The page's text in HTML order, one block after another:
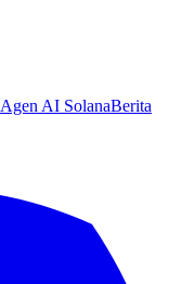
Agen AI SolanaBerita